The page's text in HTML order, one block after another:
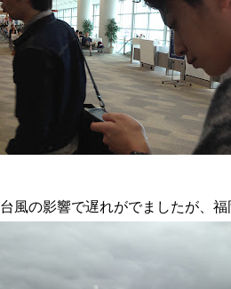
台風の影響で遅れがでましたが、福